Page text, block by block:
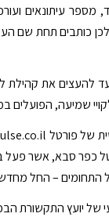
עיתונאים
להעצים את קהילת
שמיעה, הפועלים
– החל
של יועץ התקשורת